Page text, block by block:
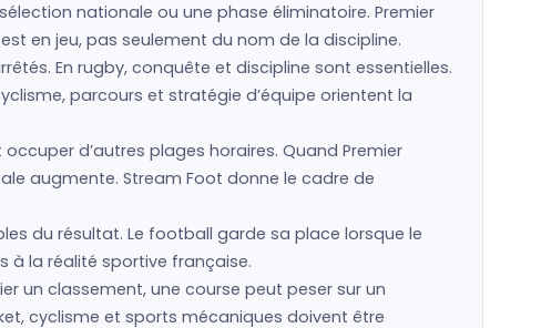
nationale ou une phase éliminatoire. Premier
en jeu, pas seulement du nom de la discipline.
En rugby, conquête et discipline sont essentielles.
parcours et stratégie d’équipe orientent la
d’autres plages horaires. Quand Premier
augmente. Stream Foot donne le cadre de
du résultat. Le football garde sa place lorsque le
à la réalité sportive française.
un classement, une course peut peser sur un
cyclisme et sports mécaniques doivent être